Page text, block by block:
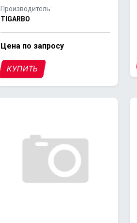
Производитель:
TIGARBO
Цена по запросу
КУПИТЬ